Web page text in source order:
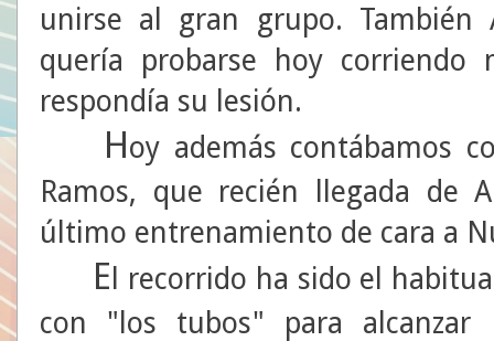
unirse al gran grupo. También
quería probarse hoy
respondía su lesión.
Hoy además contábamos
Ramos, que recién llegada de
último entrenamiento de cara a
E l recorrido ha sido el
con "los tubos" para alcanzar